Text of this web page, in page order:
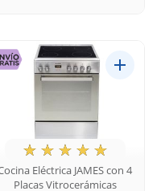
★ ☆ ☆ ☆ ☆
Eléctrica JAMES con 4
Placas Vitrocerámicas